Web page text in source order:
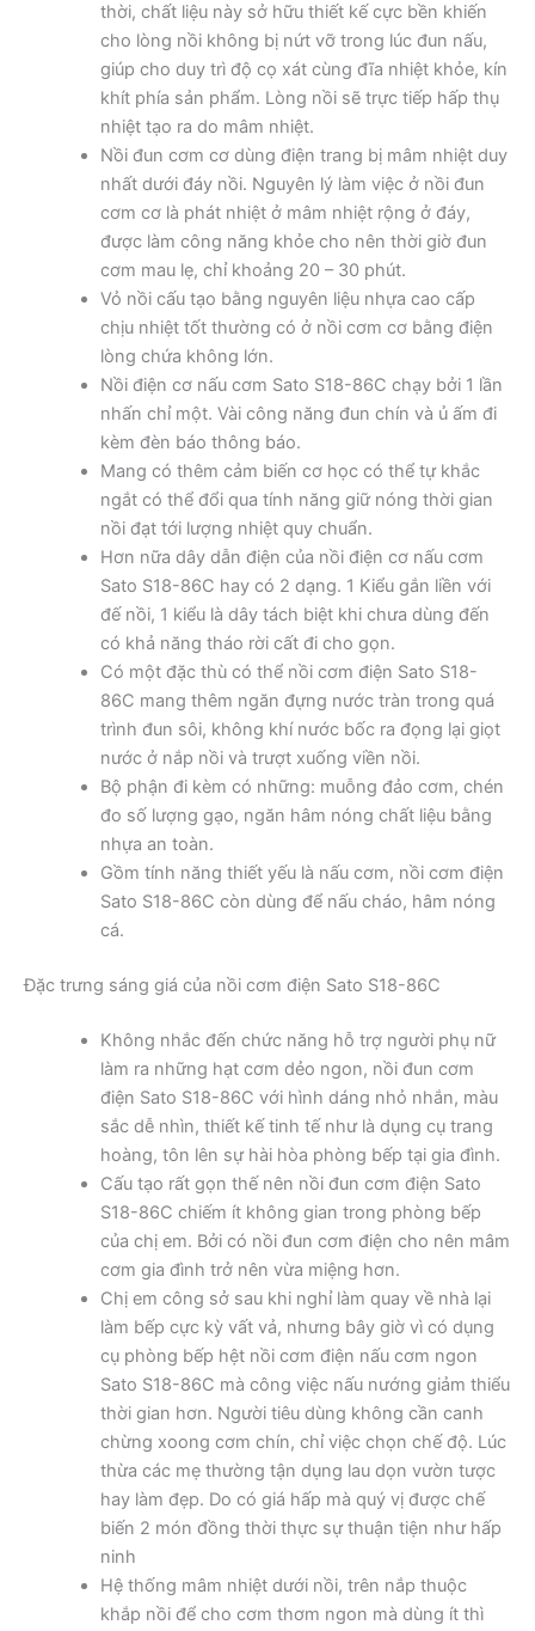
thời, chất liệu này sở hữu thiết kế cực bền khiến
cho lòng nồi không bị nứt vỡ trong lúc đun nấu,
giúp cho duy trì độ cọ xát cùng đĩa nhiệt khỏe, kín
khít phía sản phẩm. Lòng nồi sẽ trực tiếp hấp thụ
nhiệt tạo ra do mâm nhiệt.
Nồi đun cơm cơ dùng điện trang bị mâm nhiệt duy
nhất dưới đáy nồi. Nguyên lý làm việc ở nồi đun
cơm cơ là phát nhiệt ở mâm nhiệt rộng ở đáy,
được làm công năng khỏe cho nên thời giờ đun
cơm mau lẹ, chỉ khoảng 20 – 30 phút.
Vỏ nồi cấu tạo bằng nguyên liệu nhựa cao cấp
chịu nhiệt tốt thường có ở nồi cơm cơ bằng điện
lòng chứa không lớn.
Nồi điện cơ nấu cơm Sato S18-86C chạy bởi 1 lần
nhấn chỉ một. Vài công năng đun chín và ủ ấm đi
kèm đèn báo thông báo.
Mang có thêm cảm biến cơ học có thể tự khắc
ngắt có thể đổi qua tính năng giữ nóng thời gian
nồi đạt tới lượng nhiệt quy chuẩn.
Hơn nữa dây dẫn điện của nồi điện cơ nấu cơm
Sato S18-86C hay có 2 dạng. 1 Kiểu gắn liền với
đế nồi, 1 kiểu là dây tách biệt khi chưa dùng đến
có khả năng tháo rời cất đi cho gọn.
Có một đặc thù có thể nồi cơm điện Sato S18-
86C mang thêm ngăn đựng nước tràn trong quá
trình đun sôi, không khí nước bốc ra đọng lại giọt
nước ở nắp nồi và trượt xuống viền nồi.
Bộ phận đi kèm có những: muỗng đảo cơm, chén
đo số lượng gạo, ngăn hâm nóng chất liệu bằng
nhựa an toàn.
Gồm tính năng thiết yếu là nấu cơm, nồi cơm điện
Sato S18-86C còn dùng để nấu cháo, hâm nóng
cá.
Đặc trưng sáng giá của nồi cơm điện Sato S18-86C
Không nhắc đến chức năng hỗ trợ người phụ nữ
làm ra những hạt cơm dẻo ngon, nồi đun cơm
điện Sato S18-86C với hình dáng nhỏ nhắn, màu
sắc dễ nhìn, thiết kế tinh tế như là dụng cụ trang
hoàng, tôn lên sự hài hòa phòng bếp tại gia đình.
Cấu tạo rất gọn thế nên nồi đun cơm điện Sato
S18-86C chiếm ít không gian trong phòng bếp
của chị em. Bởi có nồi đun cơm điện cho nên mâm
cơm gia đình trở nên vừa miệng hơn.
Chị em công sở sau khi nghỉ làm quay về nhà lại
làm bếp cực kỳ vất vả, nhưng bây giờ vì có dụng
cụ phòng bếp hệt nồi cơm điện nấu cơm ngon
Sato S18-86C mà công việc nấu nướng giảm thiểu
thời gian hơn. Người tiêu dùng không cần canh
chừng xoong cơm chín, chỉ việc chọn chế độ. Lúc
thừa các mẹ thường tận dụng lau dọn vườn tược
hay làm đẹp. Do có giá hấp mà quý vị được chế
biến 2 món đồng thời thực sự thuận tiện như hấp
ninh
Hệ thống mâm nhiệt dưới nồi, trên nắp thuộc
khắp nồi để cho cơm thơm ngon mà dùng ít thì